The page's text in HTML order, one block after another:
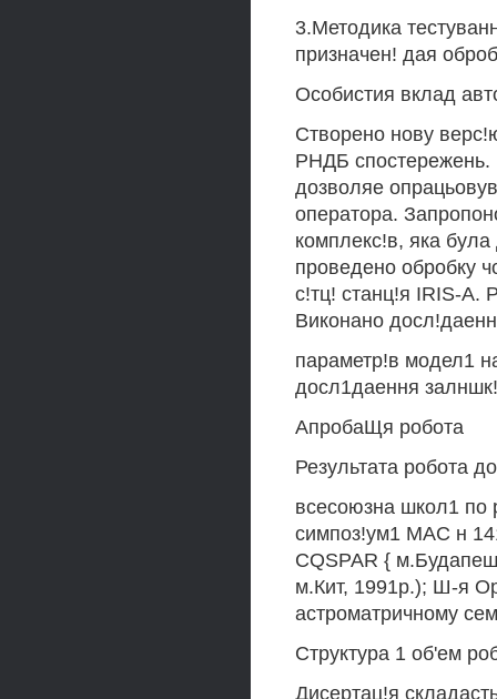
3.Методика
призначен! дая
Особистия вклад
Створено нову
РНДБ
дозволяе
оператора.
комплекс!в, яка
проведено обробку
с!тц! станц!я IRIS-А.
Виконано
параметр!в модел1
досл1даення
АпробаЩя робота
Результата робота
всесоюзна школ1 по
симпоз!ум1 MAC н
CQSPAR {
м.Кит, 1991р.); Ш-я
астроматричному
Структура 1 об'ем
Дисертац!я